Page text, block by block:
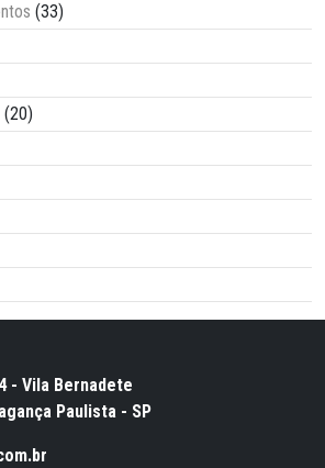
(33)
(20)
- Vila Bernadete
Paulista - SP